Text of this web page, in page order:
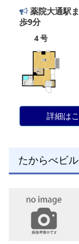
薬院大通駅
歩9分
4 号
詳細は
たからべビル